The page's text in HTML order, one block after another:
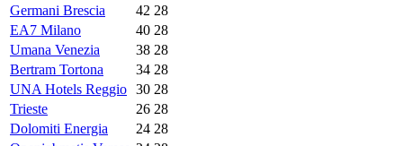
Germani Brescia
42 28
EA7 Milano
40 28
Umana Venezia
38 28
Bertram Tortona
34 28
UNA Hotels Reggio 30 28
Trieste
26 28
Dolomiti Energia
24 28